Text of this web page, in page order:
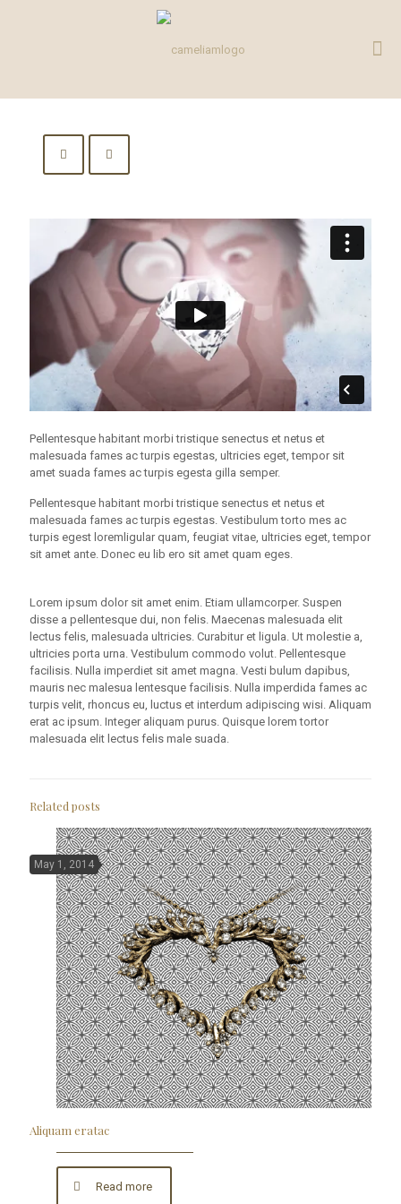
Pellentesque habitant morbi tristique senectus et netus et
malesuada fames ac turpis egestas, ultricies eget, tempor sit
amet suada fames ac turpis egesta gilla semper.
Pellentesque habitant morbi tristique senectus et netus et
malesuada fames ac turpis egestas. Vestibulum torto mes ac
turpis egest loremligular quam, feugiat vitae, ultricies eget, tempor
sit amet ante. Donec eu lib ero sit amet quam eges.
Lorem ipsum dolor sit amet enim. Etiam ullamcorper. Suspen
disse a pellentesque dui, non felis. Maecenas malesuada elit
lectus felis, malesuada ultricies. Curabitur et ligula. Ut molestie a,
ultricies porta urna. Vestibulum commodo volut. Pellentesque
facilisis. Nulla imperdiet sit amet magna. Vesti bulum dapibus,
mauris nec malesua lentesque facilisis. Nulla imperdida fames ac
turpis velit, rhoncus eu, luctus et interdum adipiscing wisi. Aliquam
erat ac ipsum. Integer aliquam purus. Quisque lorem tortor
malesuada elit lectus felis male suada.
Related posts
May 1, 2014
Aliquam eratac
Read more